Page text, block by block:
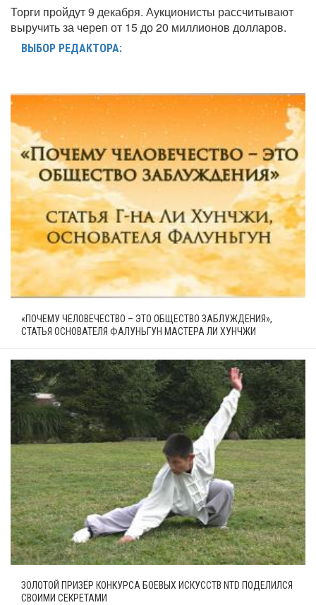
Торги пройдут 9 декабря. Аукционисты рассчитывают
выручить за череп от 15 до 20 миллионов долларов.
ВЫБОР РЕДАКТОРА:
«ПОЧЕМУ ЧЕЛОВЕЧЕСТВО – ЭТО ОБЩЕСТВО ЗАБЛУЖДЕНИЯ»,
СТАТЬЯ ОСНОВАТЕЛЯ ФАЛУНЬГУН МАСТЕРА ЛИ ХУНЧЖИ
ЗОЛОТОЙ ПРИЗЁР КОНКУРСА БОЕВЫХ ИСКУССТВ NTD ПОДЕЛИЛСЯ
СВОИМИ СЕКРЕТАМИ